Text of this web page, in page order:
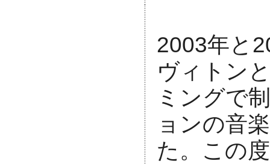
2003年と
ヴィトン
ミングで
ョンの音
た。この